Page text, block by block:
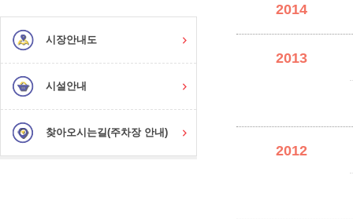
시장안내도
시설안내
찾아오시는길(주차장 안내)
2014
2013
2012